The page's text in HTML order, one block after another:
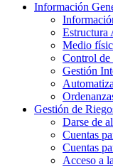
Información
Estructura
Medio
Control de
Gestión
Gestión de
Darse de
Cuentas
Cuentas
Acceso a